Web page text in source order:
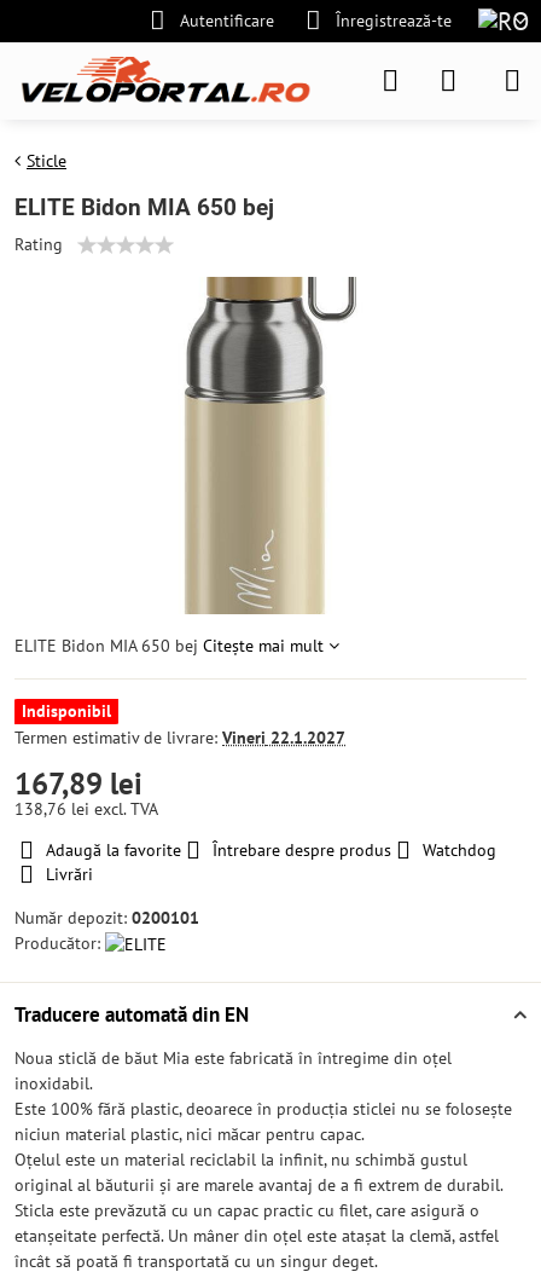
Autentificare Înregistrează-te
Sticle
ELITE Bidon MIA 650 bej
Rating
ELITE Bidon MIA 650 bej Citește mai mult
Indisponibil
Termen estimativ de livrare: Vineri 22.1.2027
167,89 lei
138,76 lei excl. TVA
Adaugă la favorite
Întrebare despre produs
Watchdog
Livrări
Număr depozit: 0200101
Producător:
Traducere automată din EN
Noua sticlă de băut Mia este fabricată în întregime din oțel
inoxidabil.
Este 100% fără plastic, deoarece în producția sticlei nu se folosește
niciun material plastic, nici măcar pentru capac.
Oțelul este un material reciclabil la infinit, nu schimbă gustul
original al băuturii și are marele avantaj de a fi extrem de durabil.
Sticla este prevăzută cu un capac practic cu filet, care asigură o
etanșeitate perfectă. Un mâner din oțel este atașat la clemă, astfel
încât să poată fi transportată cu un singur deget.